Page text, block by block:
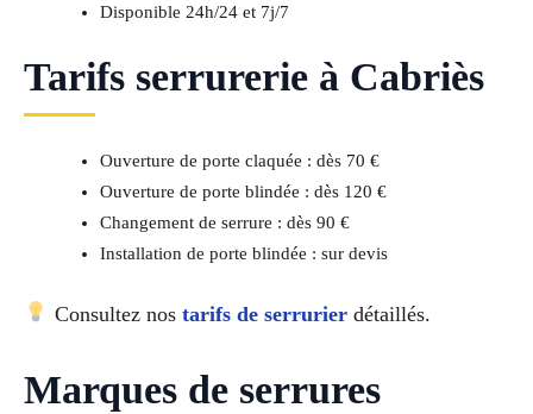
Disponible 24h/24 et 7j/7
Tarifs serrurerie à Cabriès
Ouverture de porte claquée : dès 70 €
Ouverture de porte blindée : dès 120 €
Changement de serrure : dès 90 €
Installation de porte blindée : sur devis
Consultez nos tarifs de serrurierdétaillés.
Marques de serrures